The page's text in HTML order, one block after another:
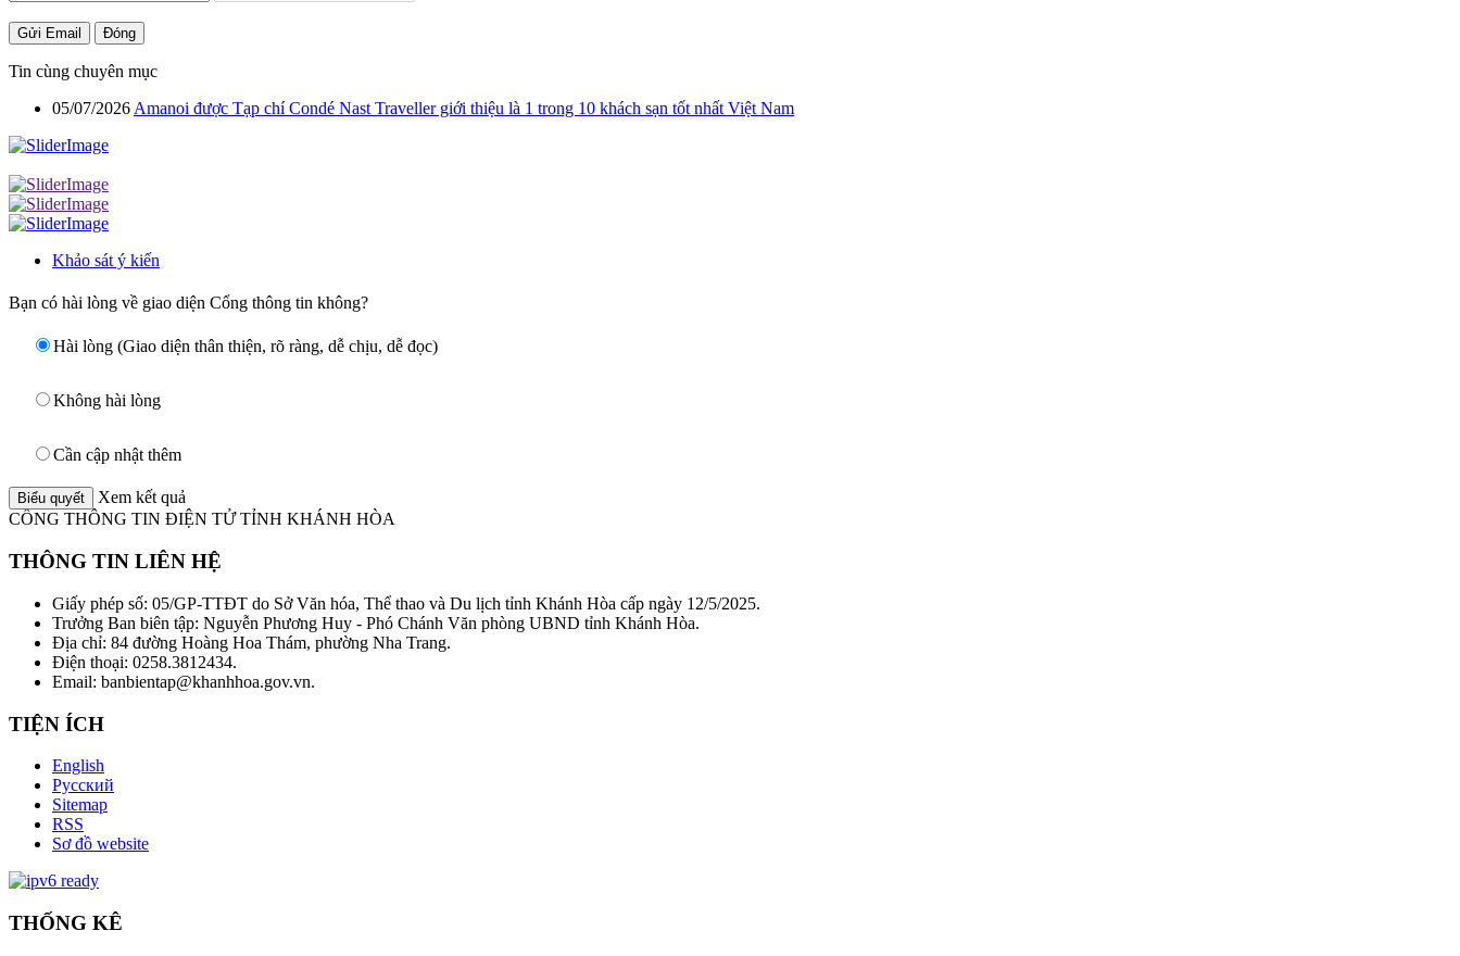
Gửi Email Đóng
Tin cùng chuyên mục
05/07/2026Amanoi được Tạp chí Condé Nast Traveller giới thiệu là 1 trong 10 khách sạn tốt nhất Việt Nam
Khảo sát ý kiến
Bạn có hài lòng về giao diện Cổng thông tin không?
Hài lòng (Giao diện thân thiện, rõ ràng, dễ chịu, dễ đọc)
Không hài lòng
Cần cập nhật thêm
Xem kết quả
CỔNG THÔNG TIN ĐIỆN TỬ TỈNH KHÁNH HÒA
THÔNG TIN LIÊN HỆ
Giấy phép số: 05/GP-TTĐT do Sở Văn hóa, Thể thao và Du lịch tỉnh Khánh Hòa cấp ngày 12/5/2025.
Trưởng Ban biên tập: Nguyễn Phương Huy - Phó Chánh Văn phòng UBND tỉnh Khánh Hòa.
Địa chỉ: 84 đường Hoàng Hoa Thám, phường Nha Trang.
Điện thoại: 0258.3812434.
Email: banbientap@khanhhoa.gov.vn.
TIỆN ÍCH
English
Русский
Sitemap
RSS
Sơ đồ website
THỐNG KÊ